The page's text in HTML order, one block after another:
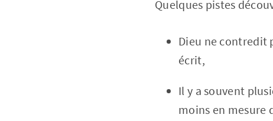
Quelques pistes
Dieu ne contredit
écrit,
Il y a souvent
moins en mesure